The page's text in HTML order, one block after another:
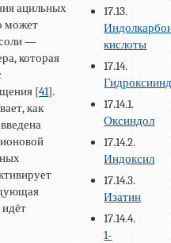
ацильных
может
—
которая
[41].
как
17.13.
кислоты
17.14.
17.14.1.
Оксиндол
17.14.2.
Индоксил
17.14.3.
Изатин
17.14.4.
1-